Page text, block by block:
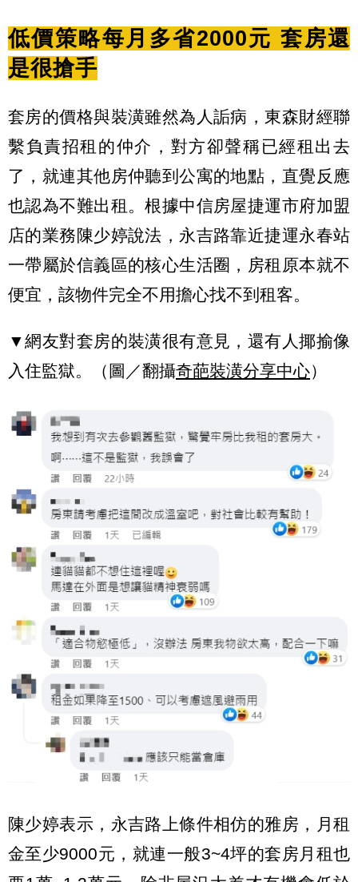
低價策略每月多省2000元 套房還
是很搶手
套房的價格與裝潢雖然為人詬病，東森財經聯
繫負責招租的仲介，對方卻聲稱已經租出去
了，就連其他房仲聽到公寓的地點，直覺反應
也認為不難出租。根據中信房屋捷運市府加盟
店的業務陳少婷說法，永吉路靠近捷運永春站
一帶屬於信義區的核心生活圈，房租原本就不
便宜，該物件完全不用擔心找不到租客。
▼網友對套房的裝潢很有意見，還有人揶揄像
入住監獄。（圖／翻攝奇葩裝潢分享中心）
陳少婷表示，永吉路上條件相仿的雅房，月租
金至少9000元，就連一般3~4坪的套房月租也